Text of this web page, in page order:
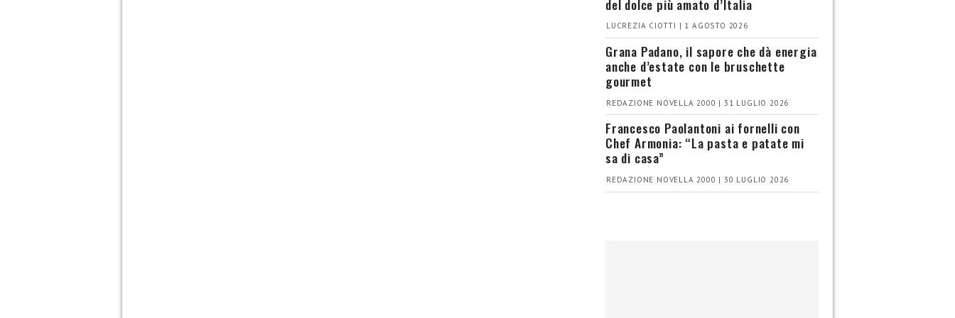
del dolce più amato d’Italia
LUCREZIA CIOTTI | 1 AGOSTO 2026
Grana Padano, il sapore che dà energia
anche d’estate con le bruschette
gourmet
REDAZIONE NOVELLA 2000 | 31 LUGLIO 2026
Francesco Paolantoni ai fornelli con
Chef Armonia: “La pasta e patate mi
sa di casa”
REDAZIONE NOVELLA 2000 | 30 LUGLIO 2026